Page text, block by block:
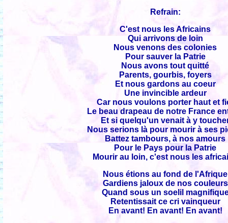
Refrain:
C'est nous les Africains
Qui arrivons de loin
Nous venons des colonies
Pour sauver la Patrie
Nous avons tout quitté
Parents, gourbis, foyers
Et nous gardons au coeur
Une invincible ardeur
Car nous voulons porter haut et
Le beau drapeau de notre France
Et si quelqu'un venait à y
Nous serions là pour mourir à ses
Battez tambours, à nos amours
Pour le Pays pour la Patrie
Mourir au loin, c'est nous les
Nous étions au fond de l'Afrique
Gardiens jaloux de nos couleurs
Quand sous un soelil
Retentissait ce cri vainqueur
En avant! En avant! En avant!